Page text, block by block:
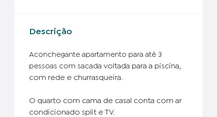
Descrição
Aconchegante apartamento para até 3
pessoas com sacada voltada para a piscina
com rede e churrasqueira.
O quarto com cama de casal conta com ar
condicionado split e TV.